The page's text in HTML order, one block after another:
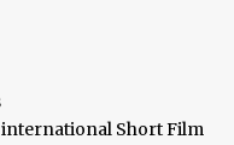
Short Film